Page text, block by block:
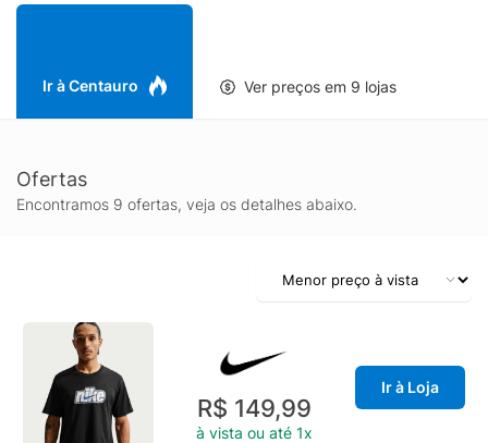
Ir à Centauro Ver preços em 9 lojas
Ofertas
Encontramos 9 ofertas, veja os detalhes abaixo.
R$ 149,99
à vista ou até 1x
Ir à Loja